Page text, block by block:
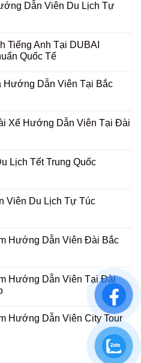
Dẫn Viên Du Lịch Tự
Tiếng Anh Tại DUBAI
Quốc Tế
Hướng Dẫn Viên Tại Bắc
Xế Hướng Dẫn Viên Tại Đài
Lịch Tết Trung Quốc
Viên Du Lịch Tự Túc
Hướng Dẫn Viên Đài Bắc
Hướng Dẫn Viên Tại Đài
Hướng Dẫn Viên City Tour